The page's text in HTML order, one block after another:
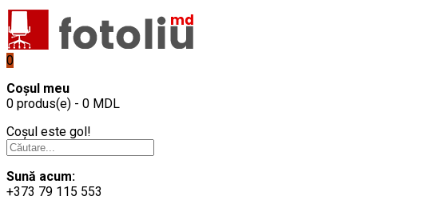
0
Coșul meu
0 produs(e) - 0 MDL
Coșul este gol!
Sună acum:
+373 79 115 553